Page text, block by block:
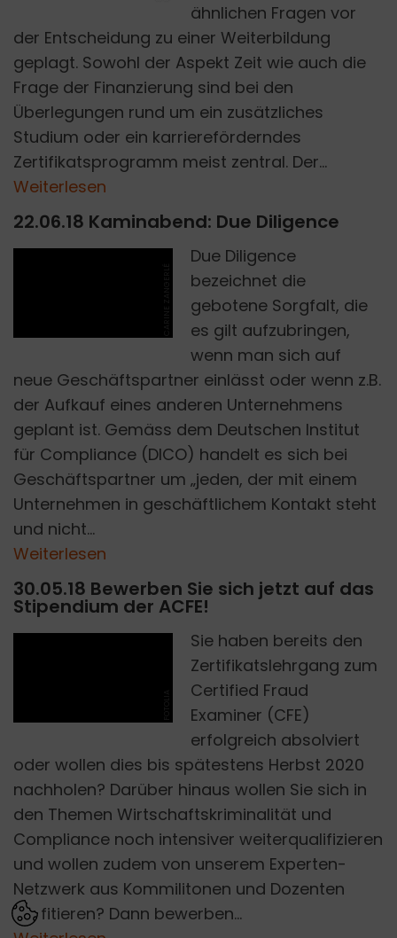
ähnlichen Fragen vor
der Entscheidung zu einer Weiterbildung
geplagt. Sowohl der Aspekt Zeit wie auch die
Frage der Finanzierung sind bei den
Überlegungen rund um ein zusätzliches
Studium oder ein karriereförderndes
Zertifikatsprogramm meist zentral. Der...
Weiterlesen
22.06.18 Kaminabend: Due Diligence
Due Diligence
bezeichnet die
gebotene Sorgfalt, die
es gilt aufzubringen,
wenn man sich auf
neue Geschäftspartner einlässt oder wenn z.B.
der Aufkauf eines anderen Unternehmens
geplant ist. Gemäss dem Deutschen Institut
für Compliance (DICO) handelt es sich bei
Geschäftspartner um „jeden, der mit einem
Unternehmen in geschäftlichem Kontakt steht
und nicht...
Weiterlesen
30.05.18 Bewerben Sie sich jetzt auf das
Stipendium der ACFE!
Sie haben bereits den
Zertifikatslehrgang zum
Certified Fraud
Examiner (CFE)
erfolgreich absolviert
oder wollen dies bis spätestens Herbst 2020
nachholen? Darüber hinaus wollen Sie sich in
den Themen Wirtschaftskriminalität und
Compliance noch intensiver weiterqualifizieren
und wollen zudem von unserem Experten-
Netzwerk aus Kommilitonen und Dozenten
profitieren? Dann bewerben...